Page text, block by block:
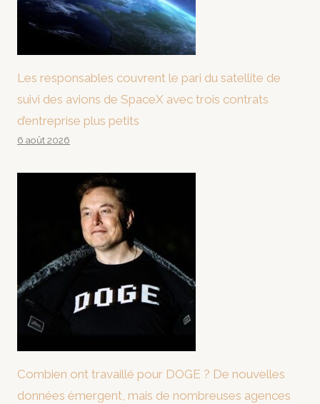
Les responsables couvrent le pari du satellite de
suivi des avions de SpaceX avec trois contrats
d’entreprise plus petits
6 août 2026
Combien ont travaillé pour DOGE ? De nouvelles
données émergent, mais de nombreuses agences